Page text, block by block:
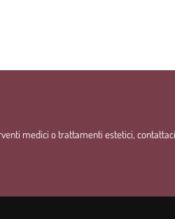
medici o trattamenti estetici,